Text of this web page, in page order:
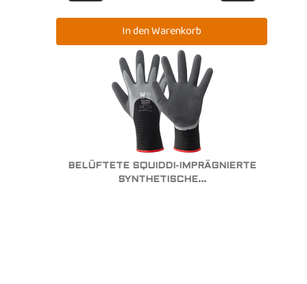
BELÜFTETE SQUIDDI-IMPRÄGNIERTE
SYNTHETISCHE...